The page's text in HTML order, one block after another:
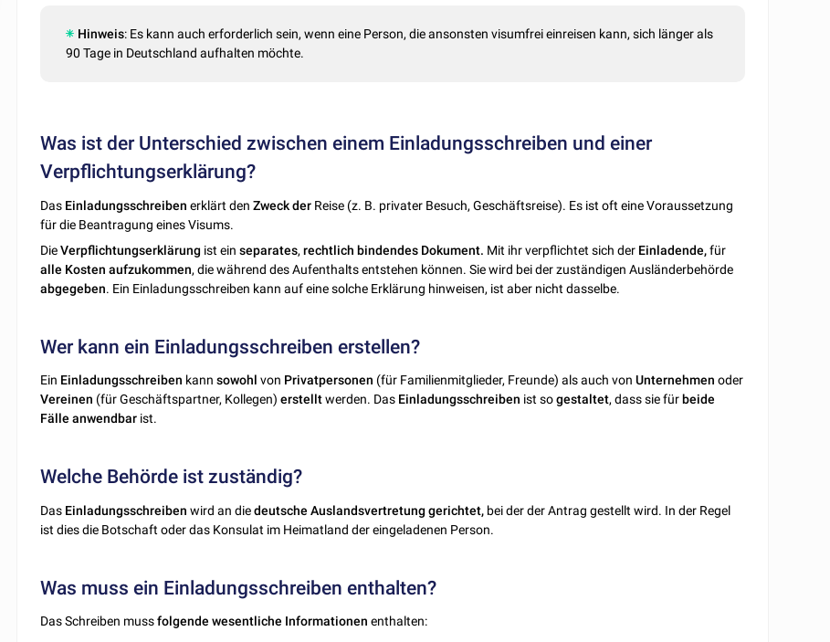
Hinweis: Es kann auch erforderlich sein, wenn eine Person, die ansonsten visumfrei einreisen kann, sich länger als
90 Tage in Deutschland aufhalten möchte.
Was ist der Unterschied zwischen einem Einladungsschreiben und einer
Verpflichtungserklärung?
Das Einladungsschreiben erklärt denZweckder Reise (z. B. privater Besuch, Geschäftsreise). Es ist oft eine Voraussetzung
für die Beantragung eines Visums.
DieVerpflichtungserklärung ist einseparates,rechtlich bindendes Dokument. Mit ihr verpflichtet sich der Einladende,für
alle Kosten aufzukommen, die während des Aufenthalts entstehen können. Sie wird bei der zuständigen Ausländerbehörde
abgegeben. Ein Einladungsschreiben kann auf eine solche Erklärung hinweisen, ist aber nicht dasselbe.
Wer kann ein Einladungsschreiben erstellen?
Ein Einladungsschreiben kannsowohl von Privatpersonen (für Familienmitglieder, Freunde) als auch vonUnternehmen oder
Vereinen (für Geschäftspartner, Kollegen)erstelltwerden. Das Einladungsschreiben ist sogestaltet, dass sie für beide
Fälle anwendbar ist.
Welche Behörde ist zuständig?
Das Einladungsschreiben wird an diedeutsche Auslandsvertretung gerichtet, bei der der Antrag gestellt wird. In der Regel
ist dies die Botschaft oder das Konsulat im Heimatland der eingeladenen Person.
Was muss ein Einladungsschreiben enthalten?
Das Schreiben mussfolgende wesentliche Informationen enthalten: